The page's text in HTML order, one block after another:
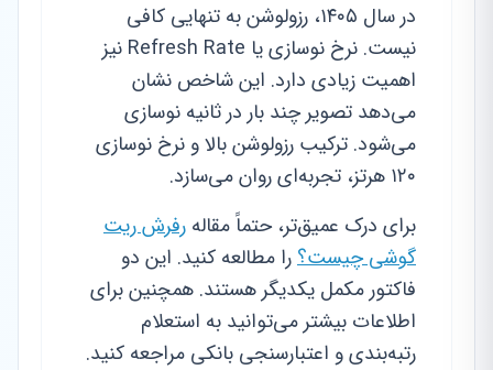
در سال ۱۴۰۵، رزولوشن به تنهایی کافی
نیست. نرخ نوسازی یا Refresh Rate نیز
اهمیت زیادی دارد. این شاخص نشان
می‌دهد تصویر چند بار در ثانیه نوسازی
می‌شود. ترکیب رزولوشن بالا و نرخ نوسازی
۱۲۰ هرتز، تجربه‌ای روان می‌سازد.
برای درک عمیق‌تر، حتماً مقاله رفرش ریت
گوشی چیست؟را مطالعه کنید. این دو
فاکتور مکمل یکدیگر هستند. همچنین برای
اطلاعات بیشتر می‌توانید به استعلام
رتبه‌بندی و اعتبارسنجی بانکی مراجعه کنید.